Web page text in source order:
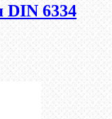
DIN 6334